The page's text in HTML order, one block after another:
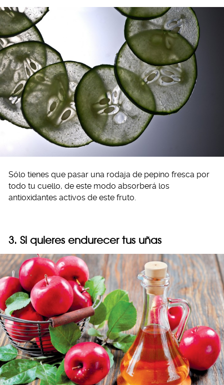
Sólo tienes que pasar una rodaja de pepino fresca por
todo tu cuello, de este modo absorberá los
antioxidantes activos de este fruto.
3. Si quieres endurecer tus uñas